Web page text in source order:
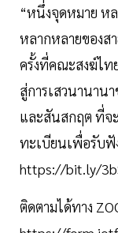
“หนึ่งจุดหมาย ห
หลากหลายของส
ครั้งที่คณะสงฆ์ไท
สู่การเสวนานาน
และสันสกฤต ที่จ
ทะเบียนเพื่อรับฟั
https://bit.ly/
ติดตามได้ทาง